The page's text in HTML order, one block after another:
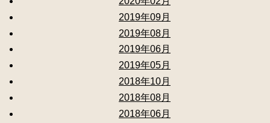
2019年09月
2019年08月
2019年06月
2019年05月
2018年10月
2018年08月
2018年06月